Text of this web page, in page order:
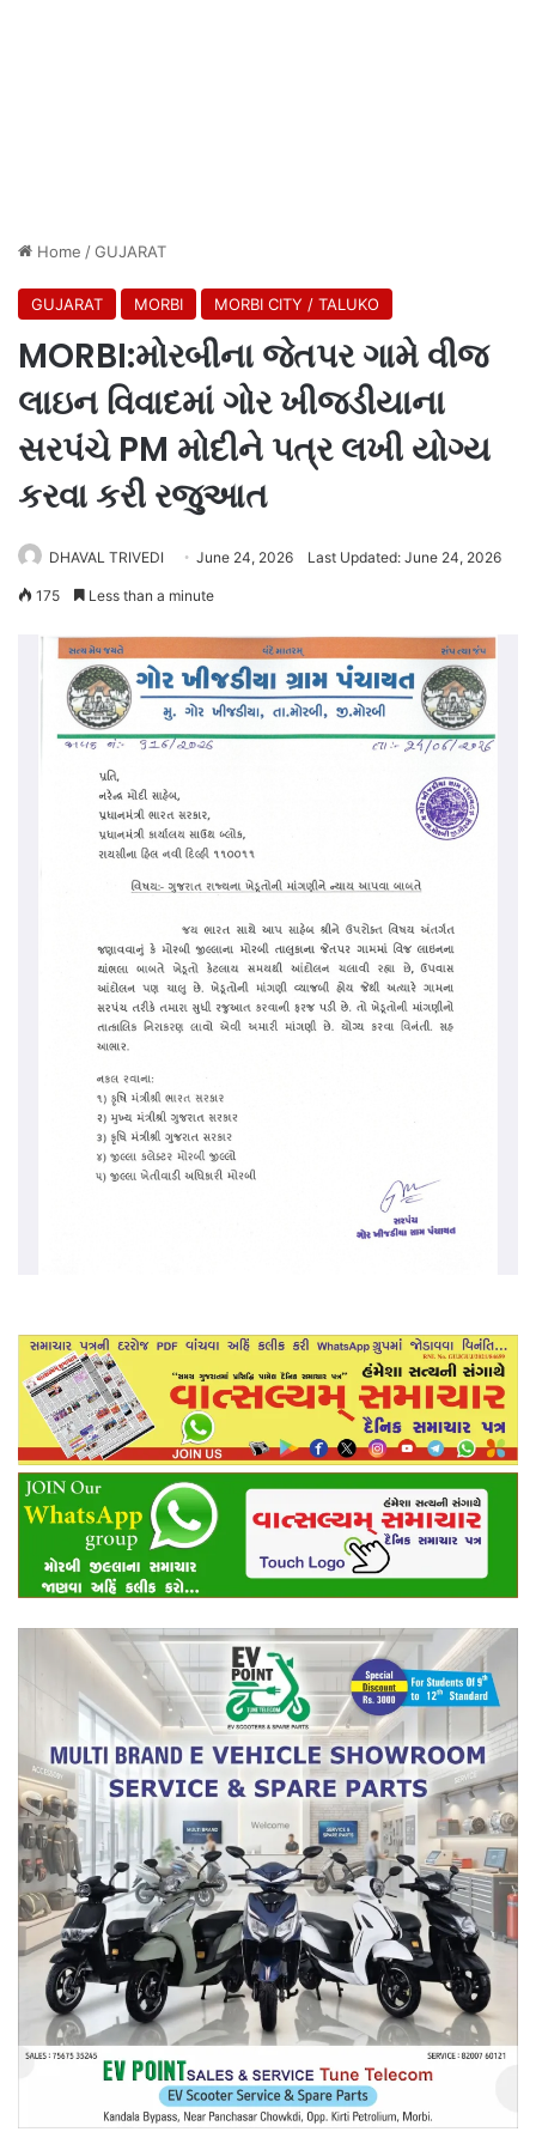
Home /GUJARAT
GUJARAT MORBI MORBI CITY / TALUKO
MORBI:મોરબીના જેતપર ગામે વીજ
લાઇન વિવાદમાં ગોર ખીજડીયાના
સરપંચે PM મોદીને પત્ર લખી યોગ્ય
કરવા કરી રજુઆત
DHAVAL TRIVEDI June 24, 2026 Last Updated: June 24, 2026
175 Less than a minute